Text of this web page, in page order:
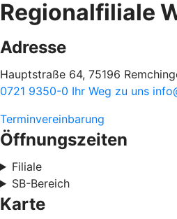
Regionalfiliale
Adresse
Hauptstraße 64, 75196
0721 9350-0 Ihr Weg zu uns
Terminvereinbarung
Öffnungszeiten
Filiale
SB-Bereich
Karte